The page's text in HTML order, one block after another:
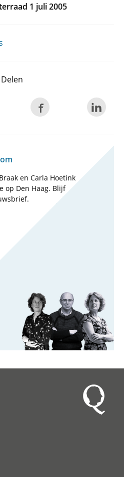
1 juli 2005
Delen
en Carla Hoetink
op Den Haag. Blijf